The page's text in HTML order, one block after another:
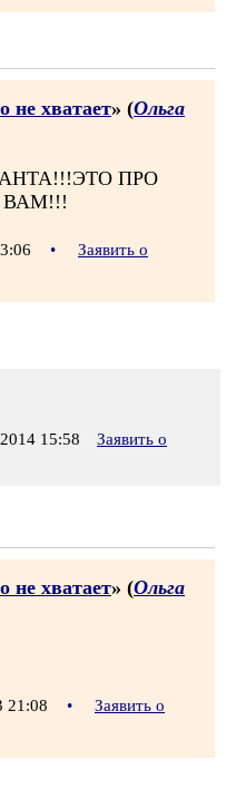
не хватает» (Ольга
ПРО
ВАМ!!!
•
Заявить о
15:58
Заявить о
не хватает» (Ольга
21:08 •
Заявить о